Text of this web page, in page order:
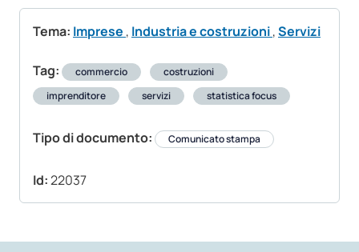
Tema: Imprese , Industria e costruzioni,Servizi
Tag: commercio
costruzioni
imprenditore
servizi statistica focus
Tipo di documento: Comunicato stampa
Id:22037